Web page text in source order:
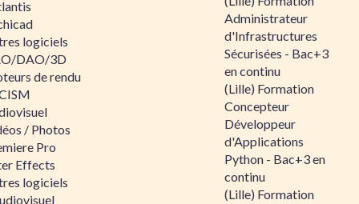
logiciels
DAO/3D
de rendu
/ Photos
Pro
Effects
logiciels
Administrateur
d'Infrastructures
Sécurisées - Bac+3
en continu
(Lille) Formation
Concepteur
Développeur
d'Applications
Python - Bac+3 en
continu
(Lille) Formation